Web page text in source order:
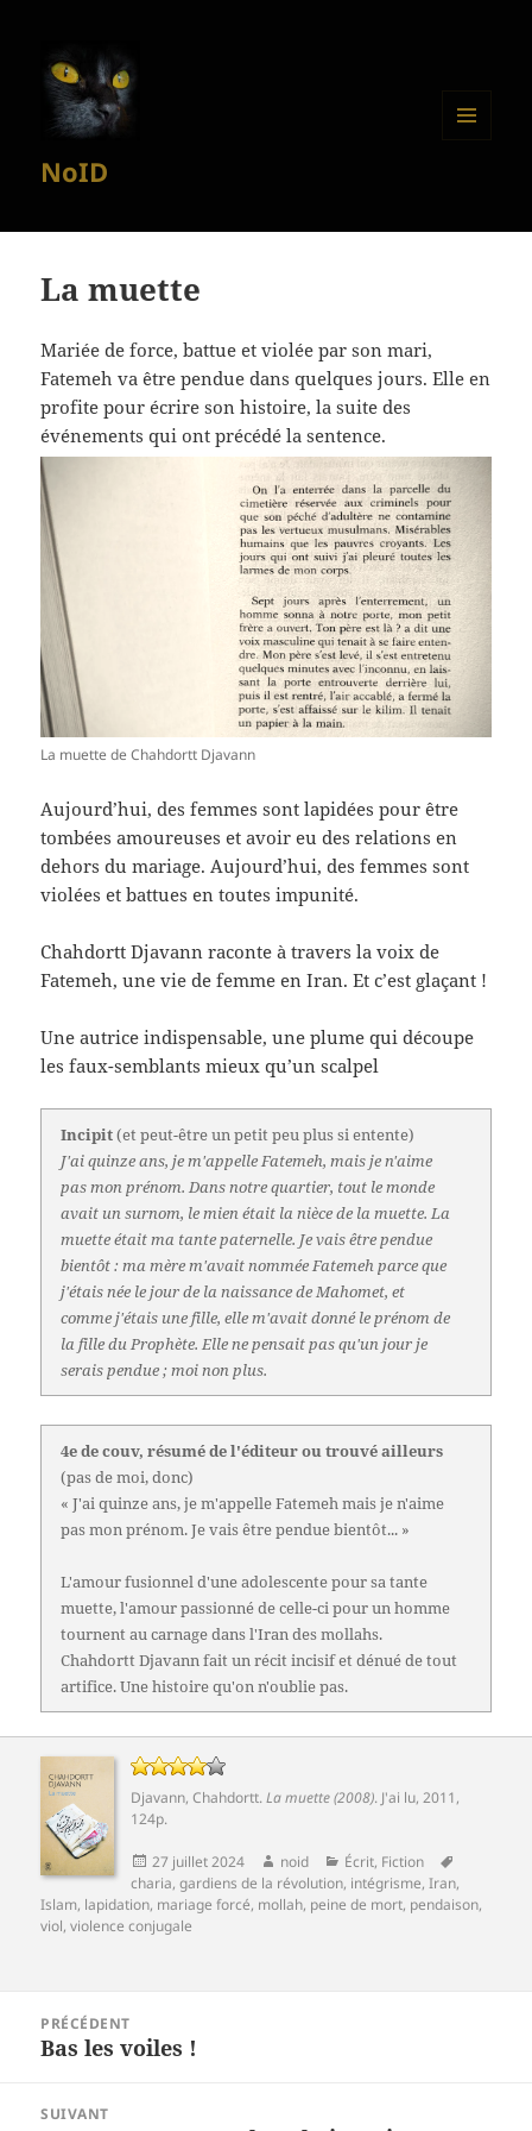
NoID
La muette
Mariée de force, battue et violée par son mari,
Fatemeh va être pendue dans quelques jours. Elle en
profite pour écrire son histoire, la suite des
événements qui ont précédé la sentence.
La muette de Chahdortt Djavann
Aujourd’hui, des femmes sont lapidées pour être
tombées amoureuses et avoir eu des relations en
dehors du mariage. Aujourd’hui, des femmes sont
violées et battues en toutes impunité.
Chahdortt Djavann raconte à travers la voix de
Fatemeh, une vie de femme en Iran. Et c’est glaçant !
Une autrice indispensable, une plume qui découpe
les faux-semblants mieux qu’un scalpel
Incipit(et peut-être un petit peu plus si entente)
J'ai quinze ans, je m'appelle Fatemeh, mais je n'aime
pas mon prénom. Dans notre quartier, tout le monde
avait un surnom, le mien était la nièce de la muette. La
muette était ma tante paternelle. Je vais être pendue
bientôt : ma mère m'avait nommée Fatemeh parce que
j'étais née le jour de la naissance de Mahomet, et
comme j'étais une fille, elle m'avait donné le prénom de
la fille du Prophète. Elle ne pensait pas qu'un jour je
serais pendue ; moi non plus.
4e de couv, résumé de l'éditeur ou trouvé ailleurs
(pas de moi, donc)
« J'ai quinze ans, je m'appelle Fatemeh mais je n'aime
pas mon prénom. Je vais être pendue bientôt... »
L'amour fusionnel d'une adolescente pour sa tante
muette, l'amour passionné de celle-ci pour un homme
tournent au carnage dans l'Iran des mollahs.
Chahdortt Djavann fait un récit incisif et dénué de tout
artifice. Une histoire qu'on n'oublie pas.
Djavann, Chahdortt.La muette (2008). J'ai lu, 2011,
124p.
Publié
le
27 juillet 2024 Auteur
noid Catégories
Écrit, Fiction
charia,gardiens de la révolution, intégrisme,Iran,
Islam, lapidation, mariage forcé, mollah, peine de mort, pendaison,
viol,violence conjugale
l’article
PRÉCÉDENT
Article
Bas les voiles !
SUIVANT